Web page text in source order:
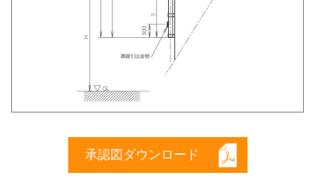
承認図ダウンロード